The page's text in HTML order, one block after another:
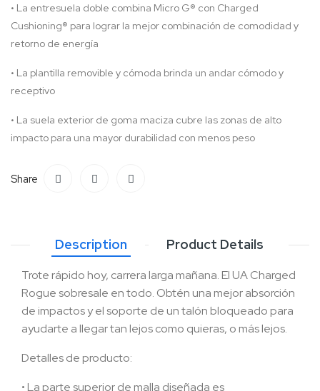
• La entresuela doble combina Micro G® con Charged
Cushioning® para lograr la mejor combinación de comodidad y
retorno de energía
• La plantilla removible y cómoda brinda un andar cómodo y
receptivo
• La suela exterior de goma maciza cubre las zonas de alto
impacto para una mayor durabilidad con menos peso
Share
Description Product Details
Trote rápido hoy, carrera larga mañana. El UA Charged
Rogue sobresale en todo. Obtén una mejor absorción
de impactos y el soporte de un talón bloqueado para
ayudarte a llegar tan lejos como quieras, o más lejos.
Detalles de producto:
• La parte superior de malla diseñada es